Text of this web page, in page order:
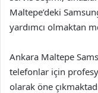
Maltepe’deki
yardımcı olmaktan
Ankara Maltepe
telefonlar için
olarak öne